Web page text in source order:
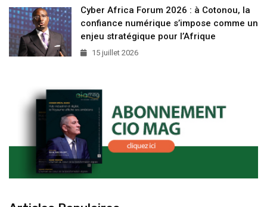
Cyber Africa Forum 2026 : à Cotonou, la
confiance numérique s’impose comme un
enjeu stratégique pour l’Afrique
15 juillet 2026